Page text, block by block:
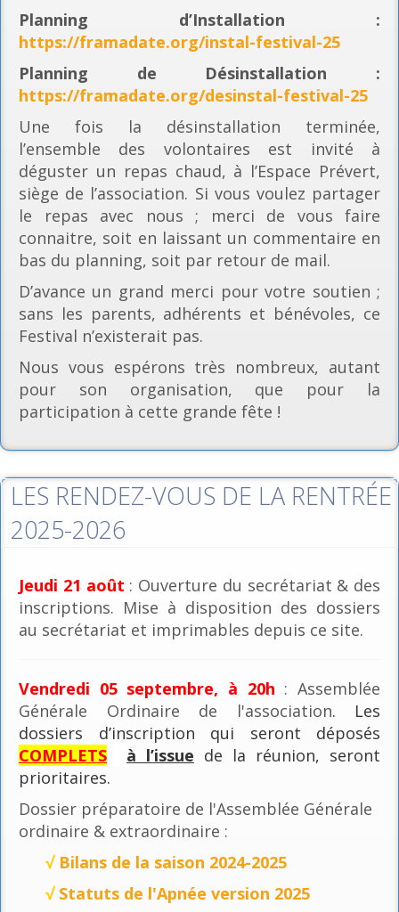
Planning d’Installation :
https://framadate.org/instal-festival-25
Planning de Désinstallation :
https://framadate.org/desinstal-festival-25
Une fois la désinstallation terminée,
l’ensemble des volontaires est invité à
déguster un repas chaud, à l’Espace Prévert,
siège de l’association. Si vous voulez partager
le repas avec nous ; merci de vous faire
connaitre, soit en laissant un commentaire en
bas du planning, soit par retour de mail.
D’avance un grand merci pour votre soutien ;
sans les parents, adhérents et bénévoles, ce
Festival n’existerait pas.
Nous vous espérons très nombreux, autant
pour son organisation, que pour la
participation à cette grande fête !
LES RENDEZ-VOUS DE LA RENTRÉE
2025-2026
Jeudi 21 août : Ouverture du secrétariat & des
inscriptions. Mise à disposition des dossiers
au secrétariat et imprimables depuis ce site.
Vendredi 05 septembre, à 20h : Assemblée
Générale Ordinaire de l'association. Les
dossiers d’inscription qui seront déposés
COMPLETS
à l’issue de la réunion, seront
prioritaires.
Dossier préparatoire de l'Assemblée Générale
ordinaire & extraordinaire :
√ Bilans de la saison 2024-2025
√ Statuts de l'Apnée version 2025